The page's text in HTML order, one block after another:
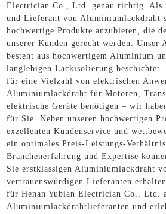
Electrician Co., Ltd. genau richtig. Als
und Lieferant von Aluminiumlackdraht
hochwertige Produkte anzubieten, die
unserer Kunden gerecht werden. Unser
besteht aus hochwertigem Aluminium
langlebigen Lackisolierung beschichtet.
für eine Vielzahl von elektrischen
Aluminiumlackdraht für Motoren,
elektrische Geräte benötigen – wir
für Sie. Neben unseren hochwertigen
exzellenten Kundenservice und
ein optimales Preis-Leistungs-
Branchenerfahrung und Expertise
Sie erstklassigen Aluminiumlackdraht
vertrauenswürdigen Lieferanten
für Henan Yubian Electrician Co., Ltd.
Aluminiumlackdrahtlieferanten und